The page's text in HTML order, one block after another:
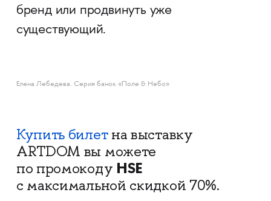
бренд или продвинуть уже
существующий.
Елена Лебедева. Серия банок «Поле & Небо»
Купить билетна выставку
ARTDOM вы можете
по промокоду HSE
с максимальной скидкой 70%.